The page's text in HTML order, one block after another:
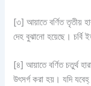
[৩] আয়াতে বর্ণিত তৃতীয়
দেহ বুঝানো হয়েছে।
[৪] আয়াতে বর্ণিত চতুর্থ
উৎসর্গ করা হয়। যদি